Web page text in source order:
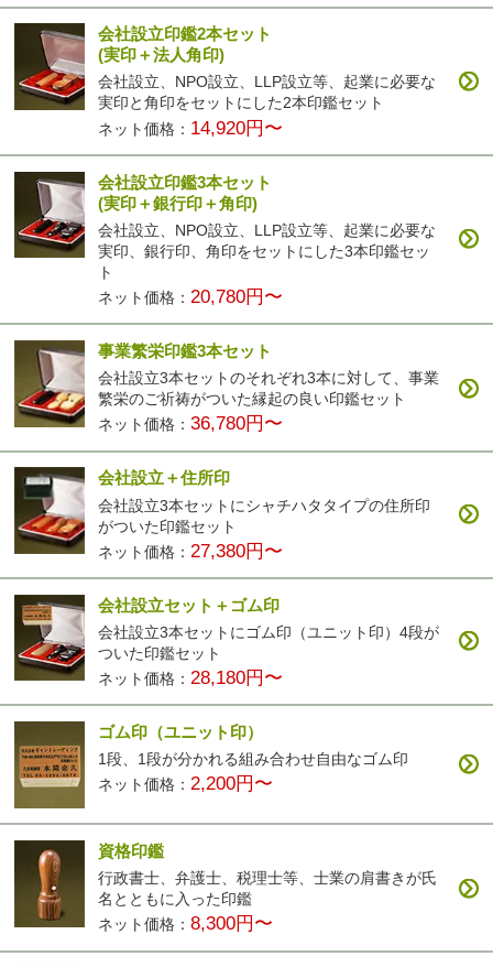
会社設立印鑑2本セット
(実印＋法人角印)
会社設立、NPO設立、LLP設立等、起業に必要な
実印と角印をセットにした2本印鑑セット
ネット価格： 14,920円〜
会社設立印鑑3本セット
(実印＋銀行印＋角印)
会社設立、NPO設立、LLP設立等、起業に必要な
実印、銀行印、角印をセットにした3本印鑑セッ
ト
ネット価格： 20,780円〜
事業繁栄印鑑3本セット
会社設立3本セットのそれぞれ3本に対して、事業
繁栄のご祈祷がついた縁起の良い印鑑セット
ネット価格：36,780円〜
会社設立＋住所印
会社設立3本セットにシャチハタタイプの住所印
がついた印鑑セット
ネット価格： 27,380円〜
会社設立セット＋ゴム印
会社設立3本セットにゴム印（ユニット印）4段が
ついた印鑑セット
ネット価格： 28,180円〜
ゴム印（ユニット印）
1段、1段が分かれる組み合わせ自由なゴム印
ネット価格：2,200円〜
資格印鑑
行政書士、弁護士、税理士等、士業の肩書きが氏
名とともに入った印鑑
ネット価格：8,300円〜